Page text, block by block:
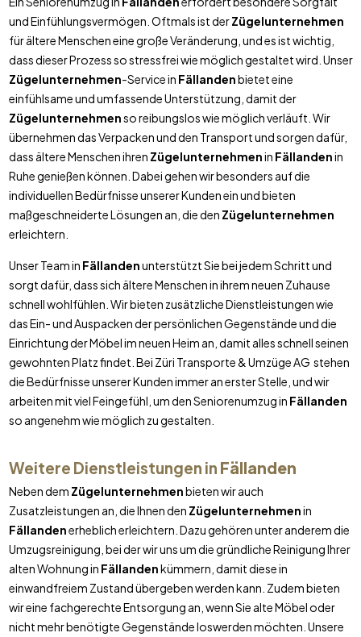
und Einfühlungsvermögen. Oftmals ist derZügelunternehmen
für ältere Menschen eine große Veränderung, und es ist wichtig,
dass dieser Prozess so stressfrei wie möglich gestaltet wird. Unser
Zügelunternehmen-Service in Fällandenbietet eine
einfühlsame und umfassende Unterstützung, damit der
Zügelunternehmenso reibungslos wie möglich verläuft. Wir
übernehmen das Verpacken und den Transport und sorgen dafür,
dass ältere Menschen ihren Zügelunternehmenin Fällandenin
Ruhe genießen können. Dabei gehen wir besonders auf die
individuellen Bedürfnisse unserer Kunden ein und bieten
maßgeschneiderte Lösungen an, die den Zügelunternehmen
erleichtern.
Unser Team in Fällandenunterstützt Sie bei jedem Schritt und
sorgt dafür, dass sich ältere Menschen in ihrem neuen Zuhause
schnell wohlfühlen. Wir bieten zusätzliche Dienstleistungen wie
das Ein- und Auspacken der persönlichen Gegenstände und die
Einrichtung der Möbel im neuen Heim an, damit alles schnell seinen
gewohnten Platz findet. Bei Züri Transporte & Umzüge AG stehen
die Bedürfnisse unserer Kunden immer an erster Stelle, und wir
arbeiten mit viel Feingefühl, um den Seniorenumzug in Fällanden
so angenehm wie möglich zu gestalten.
Weitere Dienstleistungen in Fällanden
Neben dem Zügelunternehmenbieten wir auch
Zusatzleistungen an, die Ihnen den Zügelunternehmenin
Fällandenerheblich erleichtern. Dazu gehören unter anderem die
Umzugsreinigung, bei der wir uns um die gründliche Reinigung Ihrer
alten Wohnung in Fällandenkümmern, damit diese in
einwandfreiem Zustand übergeben werden kann. Zudem bieten
wir eine fachgerechte Entsorgung an, wenn Sie alte Möbel oder
nicht mehr benötigte Gegenstände loswerden möchten. Unsere